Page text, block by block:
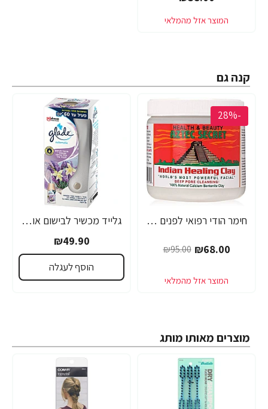
קנה גם
-28%
חימר הודי רפואי לפנים 454 גרם - מבית Aztec Secret
₪68.00
₪95.00
גלייד מכשיר לבישום אוטומטי בניחוח לבנדר - מבית Glade
₪49.90
הוסף לעגלה
מוצרים מאותו מותג